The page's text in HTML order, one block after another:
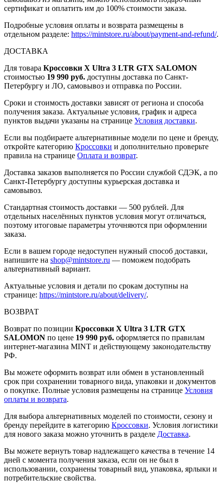
сертификат и оплатить им до 100% стоимости заказа.
Подробные условия оплаты и возврата размещены в
отдельном разделе: https://mintstore.ru/about/payment-and-refund/.
ДОСТАВКА
Для товара Кроссовки X Ultra 3 LTR GTX SALOMON
стоимостью 19 990 руб. доступны доставка по Санкт-
Петербургу и ЛО, самовывоз и отправка по России.
Сроки и стоимость доставки зависят от региона и способа
получения заказа. Актуальные условия, график и адреса
пунктов выдачи указаны на странице Условия доставки.
Если вы подбираете альтернативные модели по цене и бренду,
откройте категорию Кроссовки и дополнительно проверьте
правила на странице Оплата и возврат.
Доставка заказов выполняется по России службой СДЭК, а по
Санкт-Петербургу доступны курьерская доставка и
самовывоз.
Стандартная стоимость доставки — 500 рублей. Для
отдельных населённых пунктов условия могут отличаться,
поэтому итоговые параметры уточняются при оформлении
заказа.
Если в вашем городе недоступен нужный способ доставки,
напишите на shop@mintstore.ru — поможем подобрать
альтернативный вариант.
Актуальные условия и детали по срокам доступны на
странице: https://mintstore.ru/about/delivery/.
ВОЗВРАТ
Возврат по позиции Кроссовки X Ultra 3 LTR GTX
SALOMON по цене 19 990 руб. оформляется по правилам
интернет-магазина MINT и действующему законодательству
РФ.
Вы можете оформить возврат или обмен в установленный
срок при сохранении товарного вида, упаковки и документов
о покупке. Полные условия размещены на странице Условия
оплаты и возврата.
Для выбора альтернативных моделей по стоимости, сезону и
бренду перейдите в категорию Кроссовки. Условия логистики
для нового заказа можно уточнить в разделе Доставка.
Вы можете вернуть товар надлежащего качества в течение 14
дней с момента получения заказа, если он не был в
использовании, сохранены товарный вид, упаковка, ярлыки и
потребительские свойства.